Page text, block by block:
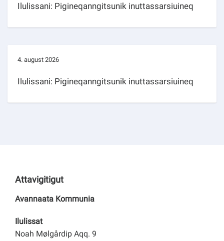
Ilulissani: Pigineqanngitsunik inuttassarsiuineq
4. august 2026
Ilulissani: Pigineqanngitsunik inuttassarsiuineq
Attavigitigut
Avannaata Kommunia
Ilulissat
Noah Mølgårdip Aqq. 9